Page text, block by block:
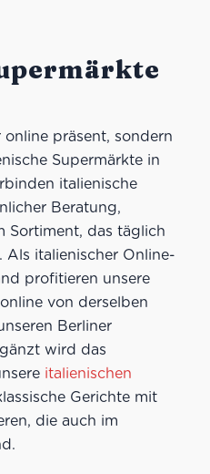
präsent, sondern
Supermärkte in
italienische
Beratung,
Sortiment, das täglich
italienischer Online-
profitieren unsere
von derselben
Berliner
wird das
italienischen
Gerichte mit
die auch im